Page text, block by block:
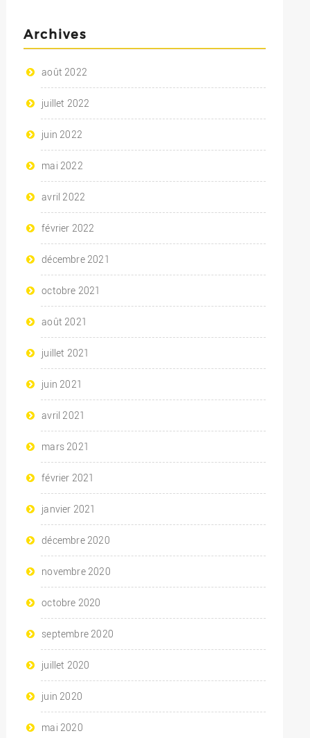
Archives
août 2022
juillet 2022
juin 2022
mai 2022
avril 2022
février 2022
décembre 2021
octobre 2021
août 2021
juillet 2021
juin 2021
avril 2021
mars 2021
février 2021
janvier 2021
décembre 2020
novembre 2020
octobre 2020
septembre 2020
juillet 2020
juin 2020
mai 2020